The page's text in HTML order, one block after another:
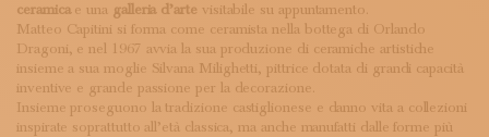
ceramicae una galleria d’arte visitabile su appuntamento.
Matteo Capitini si forma come ceramista nella bottega di Orlando
Dragoni, e nel 1967 avvia la sua produzione di ceramiche artistiche
insieme a sua moglie Silvana Milighetti, pittrice dotata di grandi capacità
inventive e grande passione per la decorazione.
Insieme proseguono la tradizione castiglionese e danno vita a collezioni
inspirate soprattutto all’età classica, ma anche manufatti dalle forme più